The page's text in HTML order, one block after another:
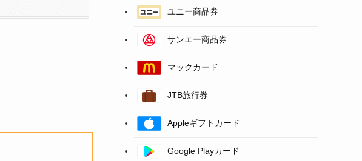
ユニー商品券
サンエー商品券
マックカード
JTB旅行券
Appleギフトカード
Google Playカード